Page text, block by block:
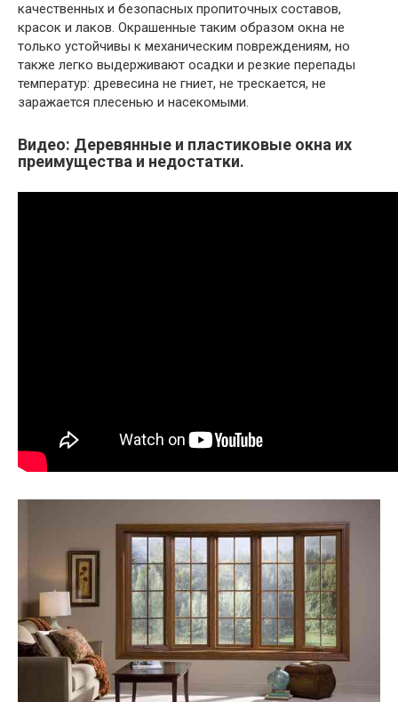
качественных и безопасных пропиточных составов,
красок и лаков. Окрашенные таким образом окна не
только устойчивы к механическим повреждениям, но
также легко выдерживают осадки и резкие перепады
температур: древесина не гниет, не трескается, не
заражается плесенью и насекомыми.
Видео: Деревянные и пластиковые окна их
преимущества и недостатки.